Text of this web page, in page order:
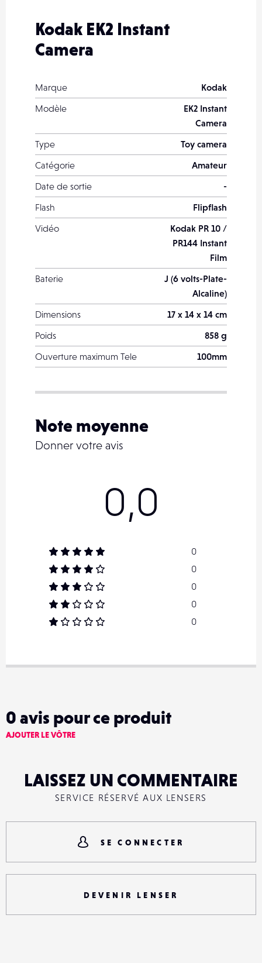
Kodak EK2 Instant
Camera
Marque
Kodak
Modèle
EK2 Instant
Camera
Type
Toy camera
Catégorie
Amateur
Date de sortie
-
Flash
Flipflash
Vidéo
Kodak PR 10 /
PR144 Instant
Film
Baterie
J (6 volts-Plate-
Alcaline)
Dimensions
17 x 14 x 14 cm
Poids
858 g
Ouverture maximum Tele
100mm
Note moyenne
Donner votre avis
0,0
0
0
0
0
0
0 avis pour ce produit
AJOUTER LE VÔTRE
LAISSEZ UN COMMENTAIRE
SERVICE RÉSERVÉ AUX LENSERS
SE CONNECTER
DEVENIR LENSER